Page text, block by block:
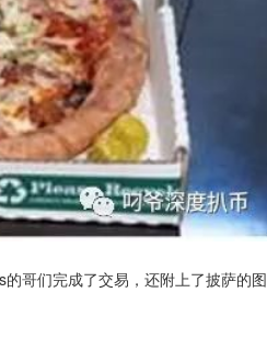
哥们完成了交易，还附上了披萨的图